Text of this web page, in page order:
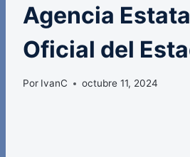
Agencia
Oficial del
Por IvanC octubre 11, 2024